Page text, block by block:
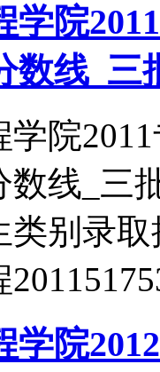
学院
数线_三
院
数线_三
别录取
学院